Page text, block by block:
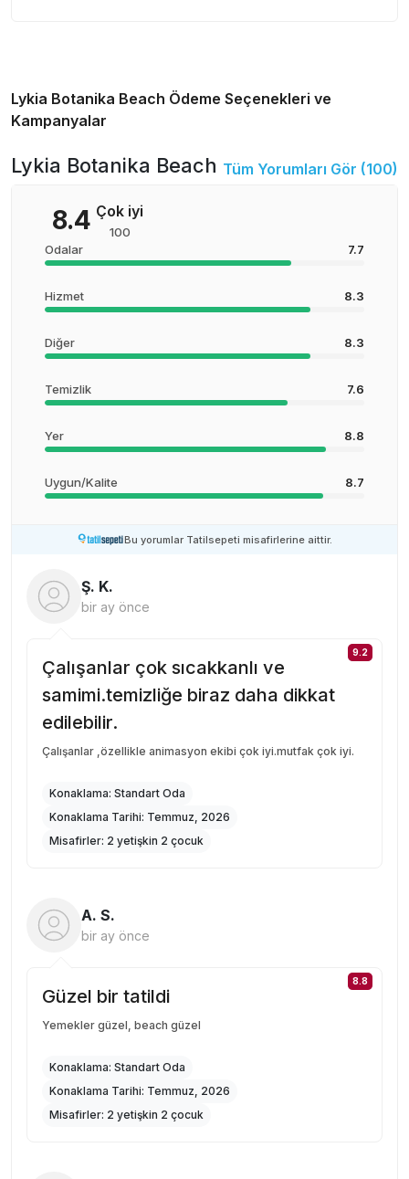
Lykia Botanika Beach Ödeme Seçenekleri ve
Kampanyalar
Lykia Botanika Beach Tüm Yorumları Gör (100)
8.4 Çok iyi
100
Odalar
7.7
Hizmet 8.3
Diğer 8.3
Temizlik 7.6
Yer 8.8
Uygun/Kalite 8.7
Bu yorumlar Tatilsepeti misafirlerine aittir.
Ş. K.
bir ay önce
9.2
Çalışanlar çok sıcakkanlı ve
samimi.temizliğe biraz daha dikkat
edilebilir.
Çalışanlar ,özellikle animasyon ekibi çok iyi.mutfak çok iyi.
Konaklama: Standart Oda
Konaklama Tarihi: Temmuz, 2026
Misafirler: 2 yetişkin 2 çocuk
A. S.
bir ay önce
8.8
Güzel bir tatildi
Yemekler güzel, beach güzel
Konaklama: Standart Oda
Konaklama Tarihi: Temmuz, 2026
Misafirler: 2 yetişkin 2 çocuk